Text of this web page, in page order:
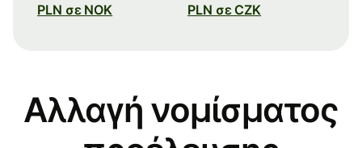
PLN σε NOK PLN σε CZK
Αλλαγή νομίσματος